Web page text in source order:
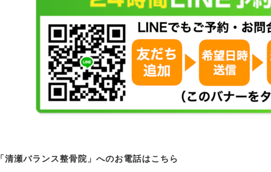
「清瀬バランス整骨院」へのお電話はこちら